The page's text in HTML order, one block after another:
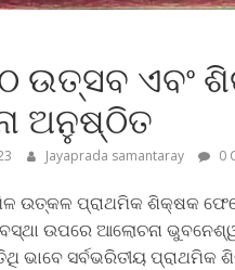
ଉତ୍ସବ ଏବଂ
ଅନୁଷ୍ଠିତ
Jayaprada samantaray 0
ଉତ୍କଳ ପ୍ରାଥମିକ ଶିକ୍ଷକ
ଉପରେ ଆଲୋଚନା
ଭାବେ ସର୍ବଭରିତୀୟ ପ୍ରାଥମିକ